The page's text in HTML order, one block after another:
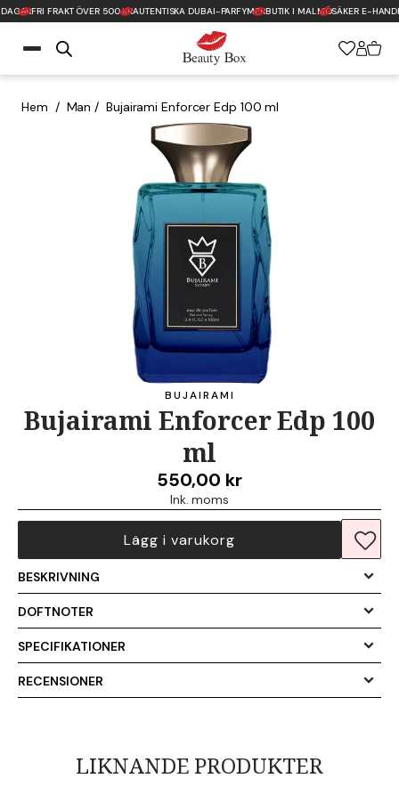
FRI FRAKT ÖVER 500 KRAUTENTISKA DUBAI-PARFYMERBUTIK I MALMÖSÄKER E-
Tillbaka till startsidan
Hem / Man / Bujairami Enforcer Edp 100 ml
BUJAIRAMI
Bujairami Enforcer Edp 100
ml
550,00 kr
Ink. moms
Lägg i varukorg
Lägg
BESKRIVNING
DOFTNOTER
SPECIFIKATIONER
Storlek
Kön
Man
RECENSIONER
Bli först med att recensera ”Bujairami Enforcer
LIKNANDE PRODUKTER